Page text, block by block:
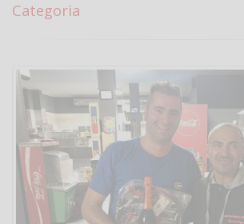
Categoria